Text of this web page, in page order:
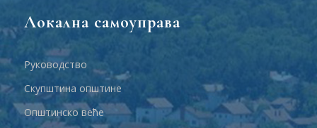
Локална самоуправа
Руководство
Скупштина општине
Општинско веће